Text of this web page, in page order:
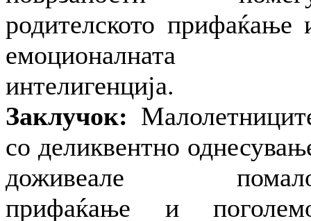
родителското прифаќање
емоционалната
интелигенција.
Заклучок:
со деликвентно
доживеале
прифаќање и